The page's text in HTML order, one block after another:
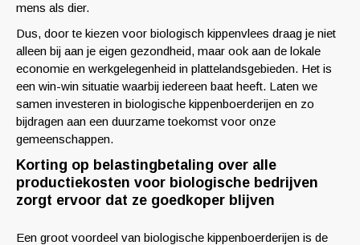
mens als dier.
Dus, door te kiezen voor biologisch kippenvlees draag je niet
alleen bij aan je eigen gezondheid, maar ook aan de lokale
economie en werkgelegenheid in plattelandsgebieden. Het is
een win-win situatie waarbij iedereen baat heeft. Laten we
samen investeren in biologische kippenboerderijen en zo
bijdragen aan een duurzame toekomst voor onze
gemeenschappen.
Korting op belastingbetaling over alle
productiekosten voor biologische bedrijven
zorgt ervoor dat ze goedkoper blijven
Een groot voordeel van biologische kippenboerderijen is de